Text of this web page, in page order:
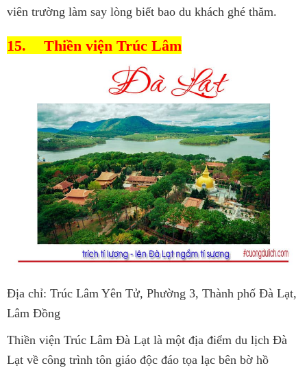
viên trường làm say lòng biết bao du khách ghé thăm.
15. Thiền viện Trúc Lâm
Địa chỉ: Trúc Lâm Yên Tử, Phường 3, Thành phố Đà Lạt,
Lâm Đồng
Thiền viện Trúc Lâm Đà Lạt là một địa điểm du lịch Đà
Lạt về công trình tôn giáo độc đáo tọa lạc bên bờ hồ